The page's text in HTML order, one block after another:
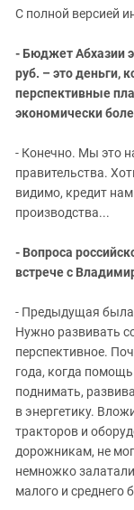
ЮФО
С полной версией
- Бюджет Абхазии
руб. – это деньги,
перспективные
экономически
- Конечно. Мы это
правительства.
видимо, кредит
производства...
- Вопроса
встрече с
- Предыдущая была
Нужно развивать
перспективное.
года, когда
поднимать,
в энергетику.
тракторов и
дорожникам, не
немножко
малого и среднего